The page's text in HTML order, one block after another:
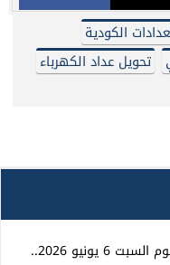
الكودية
تحويل عداد الكهرباء
أسعار الأسمنت اليوم السبت 6 يونيو 2026..